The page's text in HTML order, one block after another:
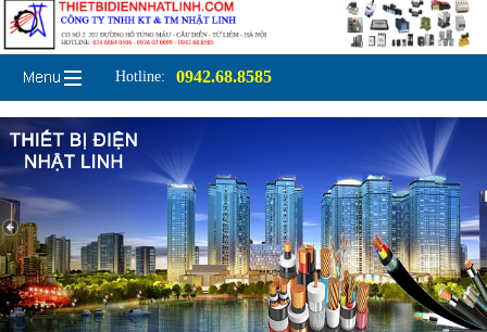
Hotline: 0942.68.8585